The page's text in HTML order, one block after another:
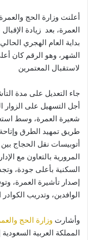
أعلنت وزارة الحج
العمرة، بعد زيادة
الشهر، وهو الرقم كان
لاستقبال المعتمرين
جاء التعديل على مدة
أجل التسهيل على الزوار
طريق تمهيد الطرق
أتوبيسات نقل الحجاج
المرورية بالتعاون مع
السكنية بأعلى جودة،
إصدار تأشيرة العمرة،
الوافدين، وتدريب
وأشارت وزارة الحج
المملكة العربية